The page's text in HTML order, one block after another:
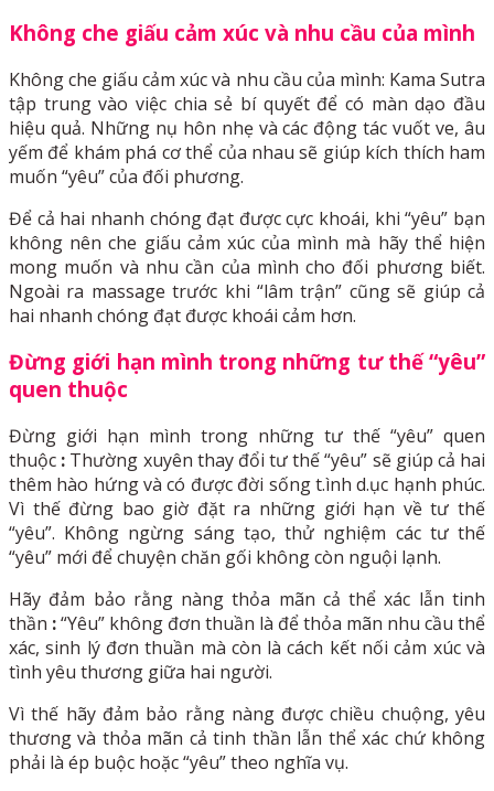
Không che giấu cảm xúc và nhu cầu của mình
Không che giấu cảm xúc và nhu cầu của mình: Kama Sutra
tập trung vào việc chia sẻ bí quyết để có màn dạo đầu
hiệu quả. Những nụ hôn nhẹ và các động tác vuốt ve, âu
yếm để khám phá cơ thể của nhau sẽ giúp kích thích ham
muốn “yêu” của đối phương.
Để cả hai nhanh chóng đạt được cực khoái, khi “yêu” bạn
không nên che giấu cảm xúc của mình mà hãy thể hiện
mong muốn và nhu cần của mình cho đối phương biết.
Ngoài ra massage trước khi “lâm trận” cũng sẽ giúp cả
hai nhanh chóng đạt được khoái cảm hơn.
Đừng giới hạn mình trong những tư thế “yêu”
quen thuộc
Đừng giới hạn mình trong những tư thế “yêu” quen
thuộc : Thường xuyên thay đổi tư thế “yêu” sẽ giúp cả hai
thêm hào hứng và có được đời sống t.ình d.ục hạnh phúc.
Vì thế đừng bao giờ đặt ra những giới hạn về tư thế
“yêu”. Không ngừng sáng tạo, thử nghiệm các tư thế
“yêu” mới để chuyện chăn gối không còn nguội lạnh.
Hãy đảm bảo rằng nàng thỏa mãn cả thể xác lẫn tinh
thần :“Yêu” không đơn thuần là để thỏa mãn nhu cầu thể
xác, sinh lý đơn thuần mà còn là cách kết nối cảm xúc và
tình yêu thương giữa hai người.
Vì thế hãy đảm bảo rằng nàng được chiều chuộng, yêu
thương và thỏa mãn cả tinh thần lẫn thể xác chứ không
phải là ép buộc hoặc “yêu” theo nghĩa vụ.